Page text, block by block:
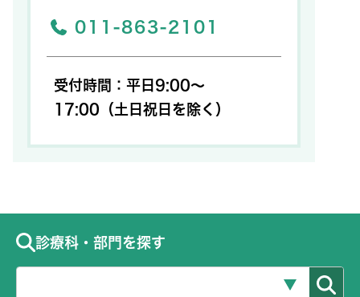
011-863-2101
受付時間：平日9:00～
17:00（土日祝日を除く）
診療科・部門を探す